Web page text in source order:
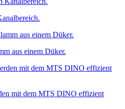
aus einem Düker.
mit dem MTS DINO effizient